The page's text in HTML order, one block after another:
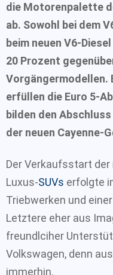
die Motorenpalette
ab. Sowohl bei dem
beim neuen V6-
20 Prozent
Vorgängermodellen.
erfüllen die Euro 5-
bilden den
der neuen Cayenne-
Der Verkaufsstart der
Luxus-SUVs erfolgte
Triebwerken und
Letztere eher aus
freundlciher
Volkswagen, denn
immerhin.